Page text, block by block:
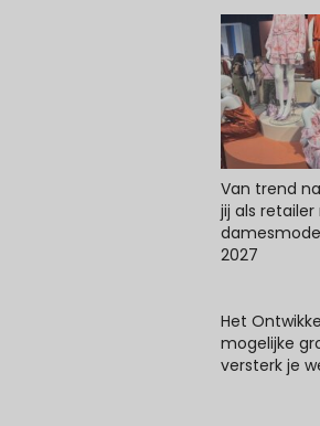
Van trend
jij als
2027
Het
mogelijke
versterk je